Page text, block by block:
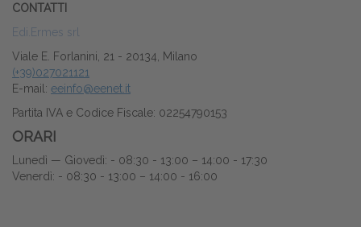
CONTATTI
Edi.Ermes srl
Viale E. Forlanini, 21 - 20134, Milano
(+39)027021121
E-mail: eeinfo@eenet.it
Partita IVA e Codice Fiscale: 02254790153
ORARI
Lunedì — Giovedì: - 08:30 - 13:00 – 14:00 - 17:30
Venerdì: - 08:30 - 13:00 – 14:00 - 16:00